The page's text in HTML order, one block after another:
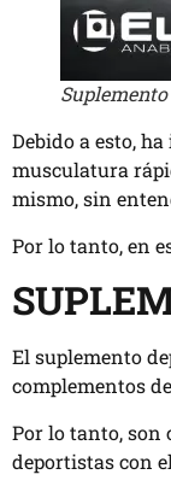
Debido a esto,
musculatura
mismo, sin
Por lo tanto, en
El suplemento
complementos
Por lo tanto, son
deportistas con